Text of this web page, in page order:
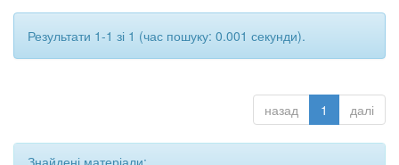
Результати 1-1 зі 1 (час пошуку: 0.001 секунди).
назад 1 далі
Знайдені матеріали: